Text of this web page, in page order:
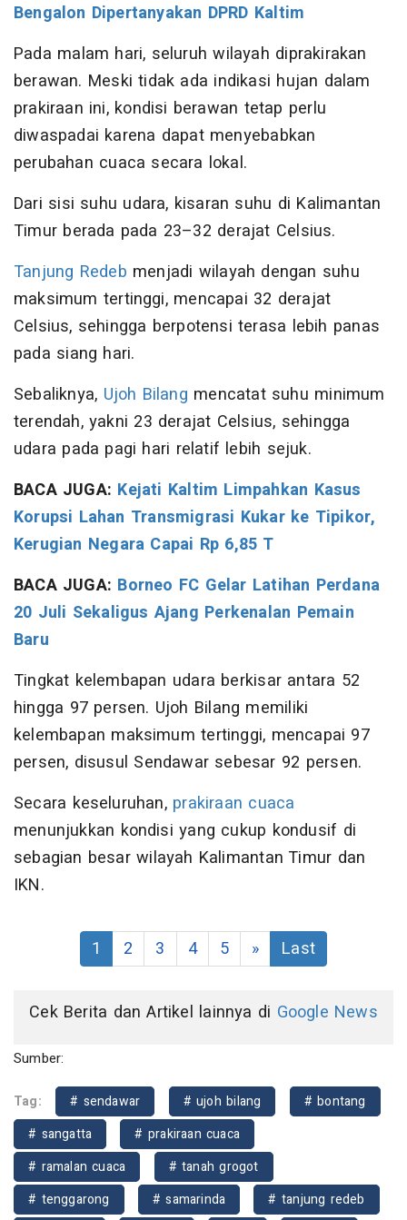
Bengalon Dipertanyakan DPRD Kaltim
Pada malam hari, seluruh wilayah diprakirakan
berawan. Meski tidak ada indikasi hujan dalam
prakiraan ini, kondisi berawan tetap perlu
diwaspadai karena dapat menyebabkan
perubahan cuaca secara lokal.
Dari sisi suhu udara, kisaran suhu di Kalimantan
Timur berada pada 23–32 derajat Celsius.
Tanjung Redeb menjadi wilayah dengan suhu
maksimum tertinggi, mencapai 32 derajat
Celsius, sehingga berpotensi terasa lebih panas
pada siang hari.
Sebaliknya, Ujoh Bilang mencatat suhu minimum
terendah, yakni 23 derajat Celsius, sehingga
udara pada pagi hari relatif lebih sejuk.
BACA JUGA: Kejati Kaltim Limpahkan Kasus
Korupsi Lahan Transmigrasi Kukar ke Tipikor,
Kerugian Negara Capai Rp 6,85 T
BACA JUGA: Borneo FC Gelar Latihan Perdana
20 Juli Sekaligus Ajang Perkenalan Pemain
Baru
Tingkat kelembapan udara berkisar antara 52
hingga 97 persen. Ujoh Bilang memiliki
kelembapan maksimum tertinggi, mencapai 97
persen, disusul Sendawar sebesar 92 persen.
Secara keseluruhan, prakiraan cuaca
menunjukkan kondisi yang cukup kondusif di
sebagian besar wilayah Kalimantan Timur dan
IKN.
1 2 3 4 5 » Last
Cek Berita dan Artikel lainnya di Google News
Sumber:
Tag: # sendawar # ujoh bilang
# bontang
# sangatta
# prakiraan cuaca
# ramalan cuaca
# tanah grogot
# tenggarong
# samarinda # tanjung redeb